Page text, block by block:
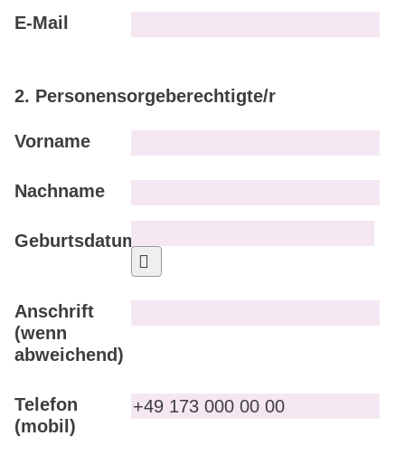
E-Mail
2. Personensorgeberechtigte/r
Vorname
Nachname
Geburtsdatum
Anschrift
(wenn
abweichend)
Telefon
(mobil)